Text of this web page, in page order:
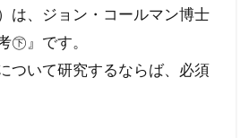
は、ジョン・コールマン博士
㊦』です。
ついて研究するならば、必須
アメリカ合衆国選挙
統領選挙